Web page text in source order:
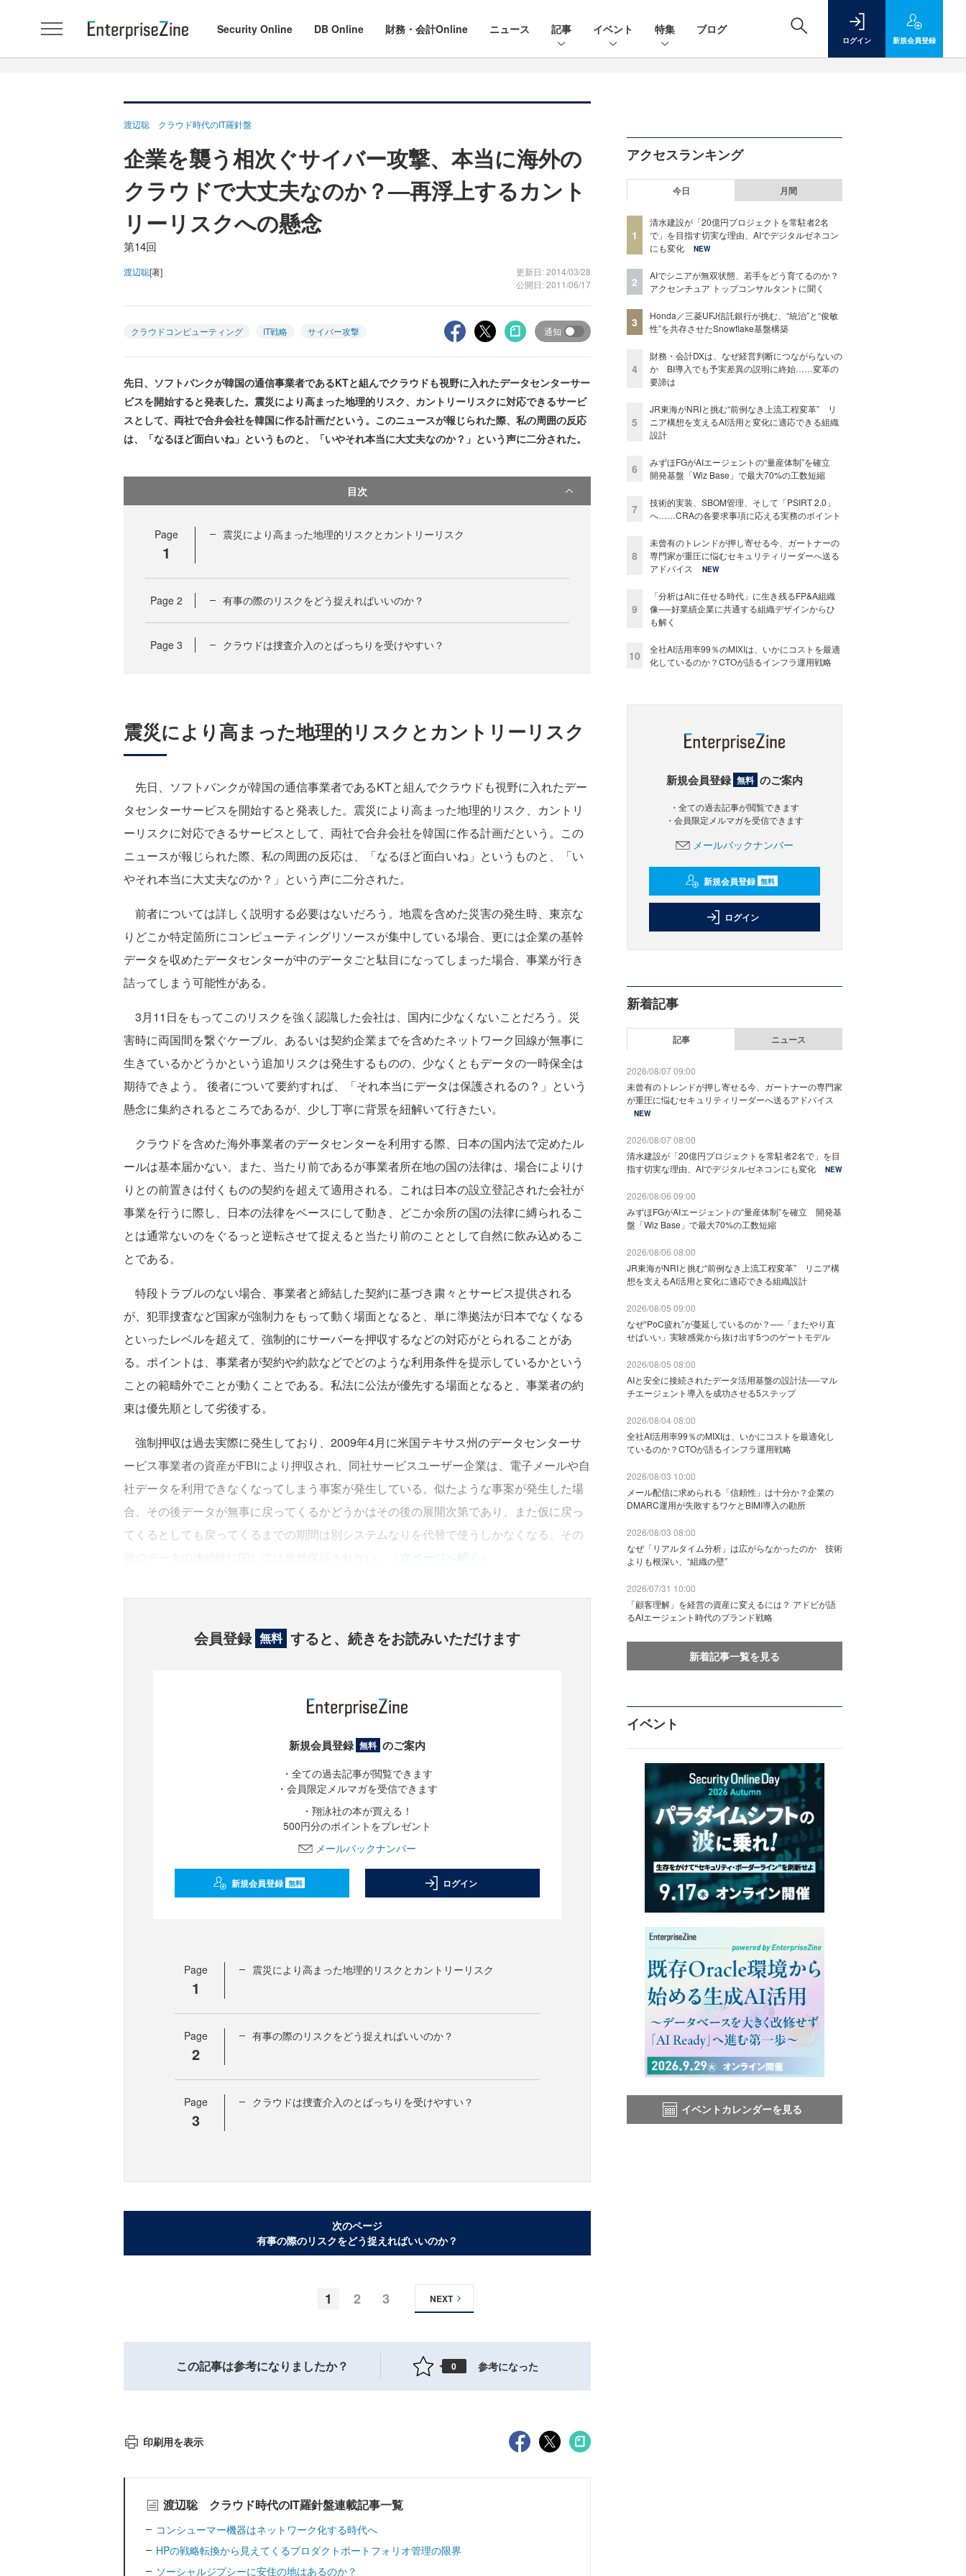
Security Online DB Online 財務・会計Online ニュース 記事 イベント 特集 ブログ
ログイン 新規会員登録
渡辺聡 クラウド時代のIT羅針盤
企業を襲う相次ぐサイバー攻撃、本当に海外の
クラウドで大丈夫なのか？―再浮上するカント
リーリスクへの懸念
第14回
渡辺聡[著]
更新日: 2014/03/28
公開日: 2011/06/17
クラウドコンピューティング IT戦略 サイバー攻撃 通知
先日、ソフトバンクが韓国の通信事業者であるKTと組んでクラウドも視野に入れたデータセンターサー
ビスを開始すると発表した。震災により高まった地理的リスク、カントリーリスクに対応できるサービ
スとして、両社で合弁会社を韓国に作る計画だという。このニュースが報じられた際、私の周囲の反応
は、「なるほど面白いね」というものと、「いやそれ本当に大丈夫なのか？」という声に二分された。
目次
Page
1
震災により高まった地理的リスクとカントリーリスク
Page 2 有事の際のリスクをどう捉えればいいのか？
Page 3 クラウドは捜査介入のとばっちりを受けやすい？
震災により高まった地理的リスクとカントリーリスク
先日、ソフトバンクが韓国の通信事業者であるKTと組んでクラウドも視野に入れたデー
タセンターサービスを開始すると発表した。震災により高まった地理的リスク、カントリ
ーリスクに対応できるサービスとして、両社で合弁会社を韓国に作る計画だという。この
ニュースが報じられた際、私の周囲の反応は、「なるほど面白いね」というものと、「い
やそれ本当に大丈夫なのか？」という声に二分された。
前者については詳しく説明する必要はないだろう。地震を含めた災害の発生時、東京な
りどこか特定箇所にコンピューティングリソースが集中している場合、更には企業の基幹
データを収めたデータセンターが中のデータごと駄目になってしまった場合、事業が行き
詰ってしまう可能性がある。
3月11日をもってこのリスクを強く認識した会社は、国内に少なくないことだろう。災
害時に両国間を繋ぐケーブル、あるいは契約企業までを含めたネットワーク回線が無事に
生きているかどうかという追加リスクは発生するものの、少なくともデータの一時保全は
期待できよう。 後者について要約すれば、「それ本当にデータは保護されるの？」という
懸念に集約されるところであるが、少し丁寧に背景を紐解いて行きたい。
クラウドを含めた海外事業者のデータセンターを利用する際、日本の国内法で定めたル
ールは基本届かない。また、当たり前であるが事業者所在地の国の法律は、場合によりけ
りとの前置きは付くものの契約を超えて適用される。これは日本の設立登記された会社が
事業を行うに際し、日本の法律をベースにして動き、どこか余所の国の法律に縛られるこ
とは通常ないのをぐるっと逆転させて捉えると当たり前のこととして自然に飲み込めるこ
とである。
特段トラブルのない場合、事業者と締結した契約に基づき粛々とサービス提供される
が、犯罪捜査など国家が強制力をもって動く場面となると、単に準拠法が日本でなくなる
といったレベルを超えて、強制的にサーバーを押収するなどの対応がとられることがあ
る。ポイントは、事業者が契約や約款などでどのような利用条件を提示しているかという
ことの範疇外でことが動くことである。私法に公法が優先する場面となると、事業者の約
束は優先順として劣後する。
強制押収は過去実際に発生しており、2009年4月に米国テキサス州のデータセンターサ
ービス事業者の資産がFBIにより押収され、同社サービスユーザー企業は、電子メールや自
社データを利用できなくなってしまう事案が発生している。似たような事案が発生した場
合、その後データが無事に戻ってくるかどうかはその後の展開次第であり、また仮に戻っ
てくるとしても戻ってくるまでの期間は別システムなりを代替で使うしかなくなる。その
次ページへ続く
会員登録 無料 すると、続きをお読みいただけます
新規会員登録 無料 のご案内
・全ての過去記事が閲覧できます
・会員限定メルマガを受信できます
・翔泳社の本が買える！
500円分のポイントをプレゼント
メールバックナンバー
新規会員登録 無料 ログイン
Page
1
震災により高まった地理的リスクとカントリーリスク
Page
2
有事の際のリスクをどう捉えればいいのか？
Page
3
クラウドは捜査介入のとばっちりを受けやすい？
次のページ
有事の際のリスクをどう捉えればいいのか？
1 2 3 NEXT
この記事は参考になりましたか？ 0 参考になった
印刷用を表示
渡辺聡 クラウド時代のIT羅針盤連載記事一覧
コンシューマー機器はネットワーク化する時代へ
HPの戦略転換から見えてくるプロダクトポートフォリオ管理の限界
ソーシャルジプシーに安住の地はあるのか？
アクセスランキング
今日 月間
1
清水建設が「20億円プロジェクトを常駐者2名
で」を目指す切実な理由、AIでデジタルゼネコン
にも変化
NEW
2
AIでシニアが無双状態、若手をどう育てるのか？
アクセンチュア トップコンサルタントに聞く
3
Honda／三菱UFJ信託銀行が挑む、“統治”と“俊敏
性”を共存させたSnowflake基盤構築
4
財務・会計DXは、なぜ経営判断につながらないの
か BI導入でも予実差異の説明に終始……変革の
要諦は
5
JR東海がNRIと挑む“前例なき上流工程変革” リ
ニア構想を支えるAI活用と変化に適応できる組織
設計
6
みずほFGがAIエージェントの“量産体制”を確立
開発基盤「Wiz Base」で最大70%の工数短縮
7
技術的実装、SBOM管理、そして「PSIRT 2.0」
へ……CRAの各要求事項に応える実務のポイント
8
未曾有のトレンドが押し寄せる今、ガートナーの
専門家が重圧に悩むセキュリティリーダーへ送る
アドバイス
NEW
9
「分析はAIに任せる時代」に生き残るFP&A組織
像──好業績企業に共通する組織デザインからひ
も解く
10
全社AI活用率99％のMIXIは、いかにコストを最適
化しているのか？CTOが語るインフラ運用戦略
新規会員登録 無料 のご案内
・全ての過去記事が閲覧できます
・会員限定メルマガを受信できます
メールバックナンバー
新規会員登録 無料
ログイン
新着記事
記事 ニュース
2026/08/07 09:00
未曾有のトレンドが押し寄せる今、ガートナーの専門家
が重圧に悩むセキュリティリーダーへ送るアドバイス
NEW
2026/08/07 08:00
清水建設が「20億円プロジェクトを常駐者2名で」を目
指す切実な理由、AIでデジタルゼネコンにも変化
NEW
2026/08/06 09:00
みずほFGがAIエージェントの“量産体制”を確立 開発基
盤「Wiz Base」で最大70%の工数短縮
2026/08/06 08:00
JR東海がNRIと挑む“前例なき上流工程変革” リニア構
想を支えるAI活用と変化に適応できる組織設計
2026/08/05 09:00
なぜ“PoC疲れ”が蔓延しているのか？──「またやり直
せばいい」実験感覚から抜け出す5つのゲートモデル
2026/08/05 08:00
AIと安全に接続されたデータ活用基盤の設計法──マル
チエージェント導入を成功させる5ステップ
2026/08/04 08:00
全社AI活用率99％のMIXIは、いかにコストを最適化し
ているのか？CTOが語るインフラ運用戦略
2026/08/03 10:00
メール配信に求められる「信頼性」は十分か？企業の
DMARC運用が失敗するワケとBIMI導入の勘所
2026/08/03 08:00
なぜ「リアルタイム分析」は広がらなかったのか 技術
よりも根深い、“組織の壁”
2026/07/31 10:00
「顧客理解」を経営の資産に変えるには？ アドビが語
るAIエージェント時代のブランド戦略
新着記事一覧を見る
イベント
イベントカレンダーを見る